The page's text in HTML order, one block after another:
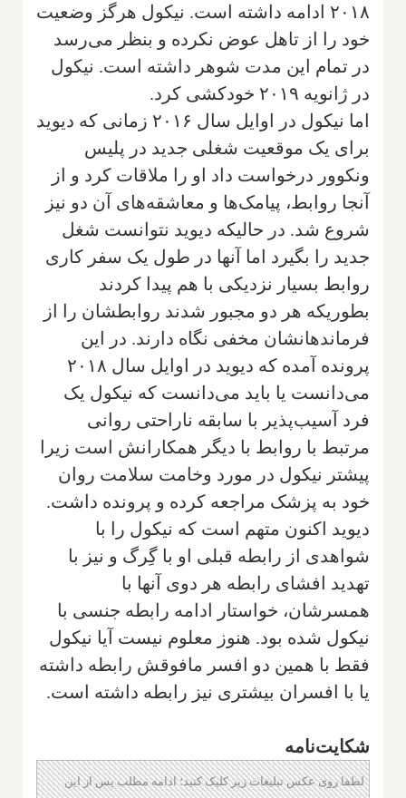
۲۰۱۸ ادامه داشته است. نیکول هرگز وضعیت
خود را از تاهل عوض نکرده و بنظر می‌رسد
در تمام این مدت شوهر داشته است. نیکول
در ژانویه ۲۰۱۹ خودکشی کرد.
اما نیکول در اوایل سال ۲۰۱۶ زمانی که دیوید
برای یک موقعیت شغلی جدید در پلیس
ونکوور درخواست داد او را ملاقات کرد و از
آنجا روابط، پیامک‌ها و معاشقه‌های آن دو نیز
شروع شد. در حالیکه دیوید نتوانست شغل
جدید را بگیرد اما آنها در طول یک سفر کاری
روابط بسیار نزدیکی با هم پیدا کردند
بطوریکه هر دو مجبور شدند روابطشان را از
فرماندهانشان مخفی نگاه دارند. در این
پرونده آمده که دیوید در اوایل سال ۲۰۱۸
می‌دانست یا باید می‌دانست که نیکول یک
فرد آسیب‌پذیر با سابقه ناراحتی روانی
مرتبط با روابط با دیگر همکارانش است زیرا
پیشتر نیکول در مورد وخامت سلامت روان
خود به پزشک مراجعه کرده و پرونده داشت.
دیوید اکنون متهم است که نیکول را با
شواهدی از رابطه قبلی او با گِرگ و نیز با
تهدید افشای رابطه هر دوی آنها با
همسرشان، خواستار ادامه رابطه جنسی با
نیکول شده بود. هنوز معلوم نیست آیا نیکول
فقط با همین دو افسر مافوقش رابطه داشته
یا با افسران بیشتری نیز رابطه داشته است.
شکایت‌نامه
لطفا روی عکس تبلیغات زیر کلیک کنید؛ ادامه مطلب پس از این